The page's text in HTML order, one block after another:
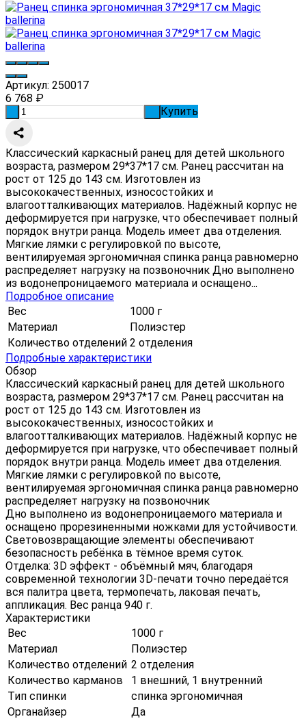
Артикул: 250017
6 768 ₽
Купить
Классический каркасный ранец для детей школьного
возраста, размером 29*37*17 см. Ранец рассчитан на
рост от 125 до 143 см. Изготовлен из
высококачественных, износостойких и
влагоотталкивающих материалов. Надёжный корпус не
деформируется при нагрузке, что обеспечивает полный
порядок внутри ранца. Модель имеет два отделения.
Мягкие лямки с регулировкой по высоте,
вентилируемая эргономичная спинка ранца равномерно
распределяет нагрузку на позвоночник Дно выполнено
из водонепроницаемого материала и оснащено...
Подробное описание
Вес
1000 г
Материал
Полиэстер
Количество отделений 2 отделения
Подробные характеристики
Обзор
Классический каркасный ранец для детей школьного
возраста, размером 29*37*17 см. Ранец рассчитан на
рост от 125 до 143 см. Изготовлен из
высококачественных, износостойких и
влагоотталкивающих материалов. Надёжный корпус не
деформируется при нагрузке, что обеспечивает полный
порядок внутри ранца. Модель имеет два отделения.
Мягкие лямки с регулировкой по высоте,
вентилируемая эргономичная спинка ранца равномерно
распределяет нагрузку на позвоночник
Дно выполнено из водонепроницаемого материала и
оснащено прорезиненными ножками для устойчивости.
Световозвращающие элементы обеспечивают
безопасность ребёнка в тёмное время суток.
Отделка: 3D эффект - объёмный мяч, благодаря
современной технологии 3D-печати точно передаётся
вся палитра цвета, термопечать, лаковая печать,
аппликация. Вес ранца 940 г.
Характеристики
Вес
1000 г
Материал
Полиэстер
Количество отделений 2 отделения
Количество карманов
1 внешний, 1 внутренний
Тип спинки
спинка эргономичная
Органайзер
Да